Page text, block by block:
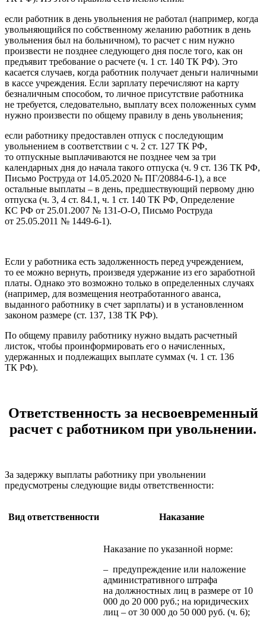
если работник в день увольнения не работал (например, когда
увольняющийся по собственному желанию работник в день
увольнения был на больничном), то расчет с ним нужно
произвести не позднее следующего дня после того, как он
предъявит требование о расчете (ч. 1 ст. 140 ТК РФ). Это
касается случаев, когда работник получает деньги наличными
в кассе учреждения. Если зарплату перечисляют на карту
безналичным способом, то личное присутствие работника
не требуется, следовательно, выплату всех положенных сумм
нужно произвести по общему правилу в день увольнения;
если работнику предоставлен отпуск с последующим
увольнением в соответствии с ч. 2 ст. 127 ТК РФ,
то отпускные выплачиваются не позднее чем за три
календарных дня до начала такого отпуска (ч. 9 ст. 136 ТК РФ,
Письмо Роструда от 14.05.2020 № ПГ/20884‑6‑1), а все
остальные выплаты – в день, предшествующий первому дню
отпуска (ч. 3, 4 ст. 84.1, ч. 1 ст. 140 ТК РФ, Определение
КС РФ от 25.01.2007 № 131‑О-О, Письмо Роструда
от 25.05.2011 № 1449‑6‑1).
Если у работника есть задолженность перед учреждением,
то ее можно вернуть, произведя удержание из его заработной
платы. Однако это возможно только в определенных случаях
(например, для возмещения неотработанного аванса,
выданного работнику в счет зарплаты) и в установленном
законом размере (ст. 137, 138 ТК РФ).
По общему правилу работнику нужно выдать расчетный
листок, чтобы проинформировать его о начисленных,
удержанных и подлежащих выплате суммах (ч. 1 ст. 136
ТК РФ).
Ответственность за несвоевременный
расчет с работником при увольнении.
За задержку выплаты работнику при увольнении
предусмотрены следующие виды ответственности:
Вид ответственности Наказание
Наказание по указанной норме:
– предупреждение или наложение
административного штрафа
на должностных лиц в размере от 10
000 до 20 000 руб.; на юридических
лиц – от 30 000 до 50 000 руб. (ч. 6);